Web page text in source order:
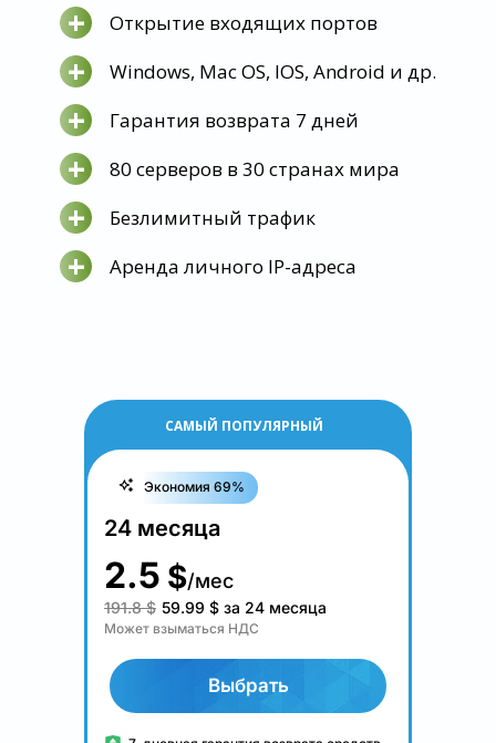
+ Открытие входящих портов
+ Windows, Mac OS, IOS, Android и др.
+ Гарантия возврата 7 дней
+ 80 серверов в 30 странах мира
+ Безлимитный трафик
+ Аренда личного IP-адреса
САМЫЙ ПОПУЛЯРНЫЙ
Экономия 69%
24 месяца
2.5 $/мес
191.8 $ 59.99 $ за 24 месяца
Может взыматься НДС
Выбрать